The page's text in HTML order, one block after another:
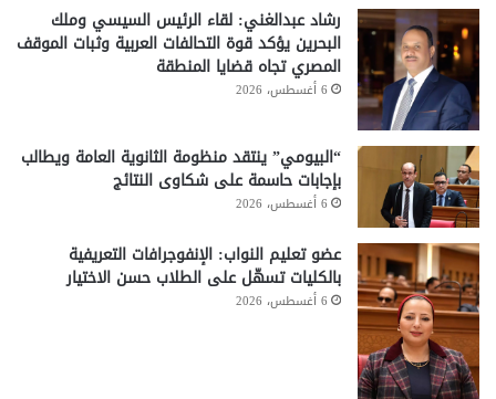
رشاد عبدالغني: لقاء الرئيس السيسي وملك
البحرين يؤكد قوة التحالفات العربية وثبات الموقف
المصري تجاه قضايا المنطقة
6 أغسطس، 2026
“البيومي” ينتقد منظومة الثانوية العامة ويطالب
بإجابات حاسمة على شكاوى النتائج
6 أغسطس، 2026
عضو تعليم النواب: الإنفوجرافات التعريفية
بالكليات تسهّل على الطلاب حسن الاختيار
6 أغسطس، 2026